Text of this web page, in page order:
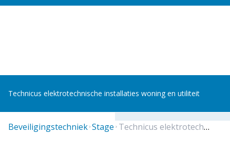
Technicus elektrotechnische installaties woning en utiliteit
beveiligingstechniek stage technicus elektrotechnische installaties woning en utiliteit amersfoort